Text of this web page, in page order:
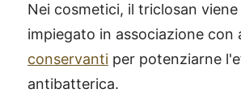
Nei cosmetici, il triclosan viene
impiegato in associazione con
conservanti per potenziarne
antibatterica.